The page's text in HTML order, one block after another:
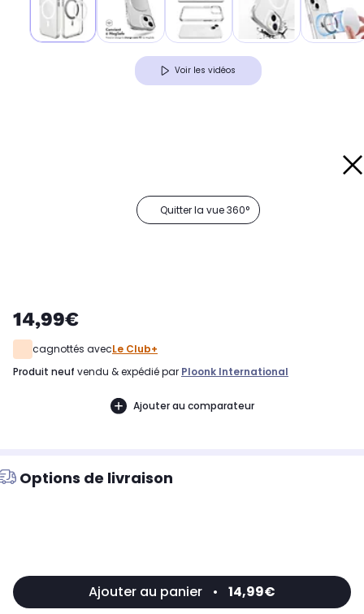
Voir les vidéos
Quitter la vue 360°
14,99€
cagnottés avecLe Club+
produit neuf vendu & expédié par Ploonk International
Ajouter au comparateur
Options de livraison
Ajouter au panier • 14,99€